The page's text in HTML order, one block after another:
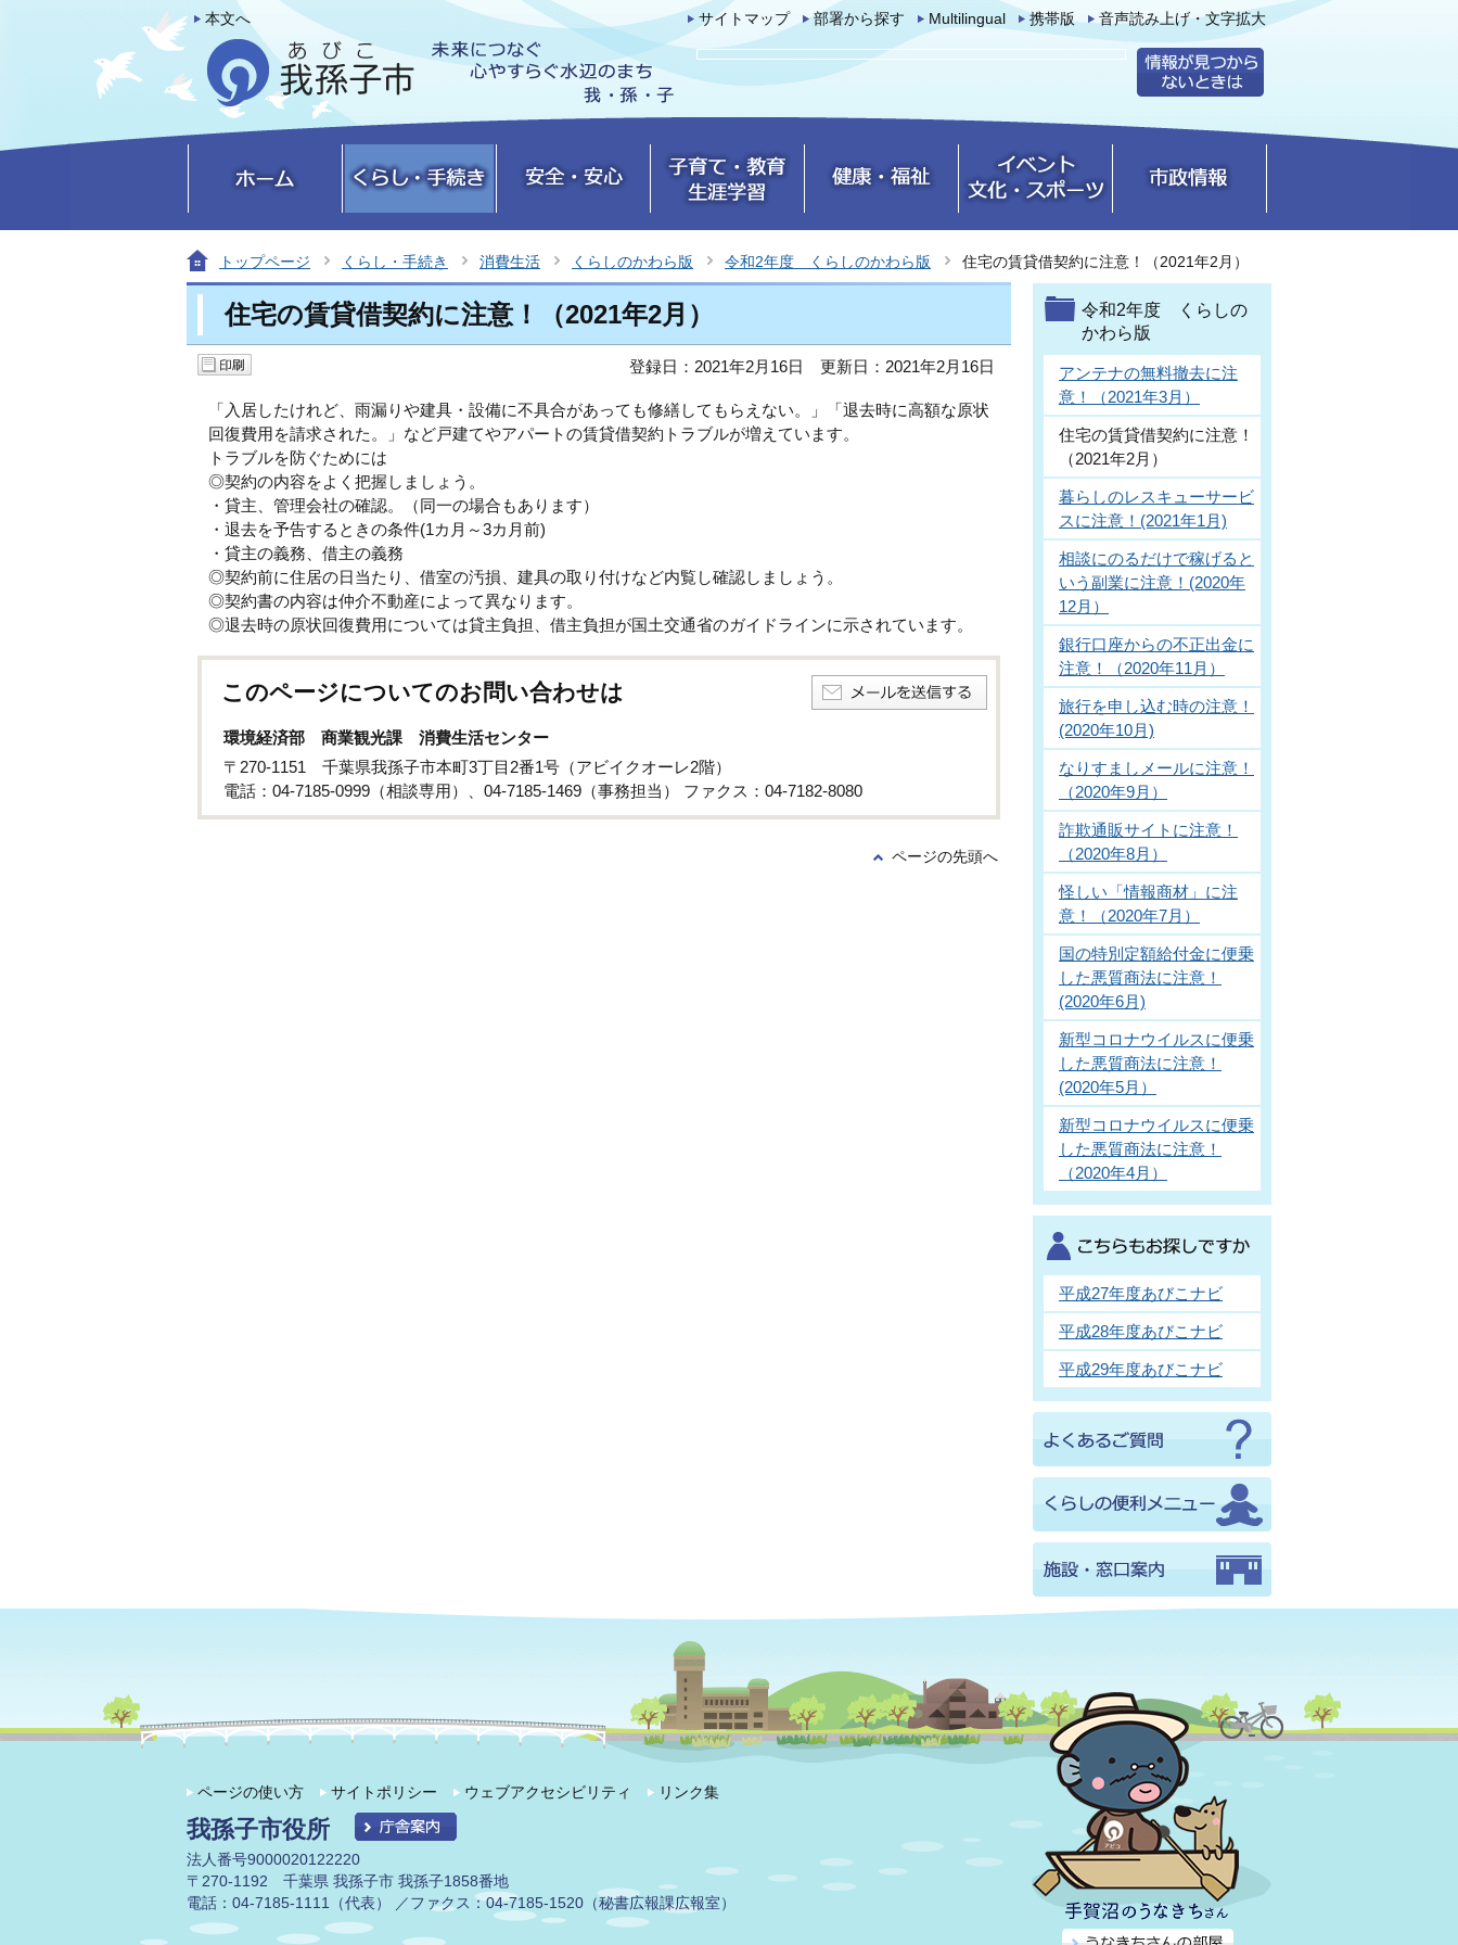
本文へ サイトマップ 部署から探す Multilingual 携帯版 音声読み上げ・文字拡大
トップページ くらし・手続き 消費生活 くらしのかわら版 令和2年度 くらしのかわら版 住宅の賃貸借契約に注意！（2021年2月）
住宅の賃貸借契約に注意！（2021年2月）
登録日：2021年2月16日 更新日：2021年2月16日
「入居したけれど、雨漏りや建具・設備に不具合があっても修繕してもらえない。」「退去時に高額な原状
回復費用を請求された。」など戸建てやアパートの賃貸借契約トラブルが増えています。
トラブルを防ぐためには
◎契約の内容をよく把握しましょう。
・貸主、管理会社の確認。（同一の場合もあります）
・退去を予告するときの条件(1カ月～3カ月前)
・貸主の義務、借主の義務
◎契約前に住居の日当たり、借室の汚損、建具の取り付けなど内覧し確認しましょう。
◎契約書の内容は仲介不動産によって異なります。
◎退去時の原状回復費用については貸主負担、借主負担が国土交通省のガイドラインに示されています。
このページについてのお問い合わせは
環境経済部 商業観光課 消費生活センター
〒270-1151 千葉県我孫子市本町3丁目2番1号（アビイクオーレ2階）
電話：04-7185-0999（相談専用）、04-7185-1469（事務担当） ファクス：04-7182-8080
ページの先頭へ
令和2年度 くらしの
かわら版
アンテナの無料撤去に注
意！（2021年3月）
住宅の賃貸借契約に注意！
（2021年2月）
暮らしのレスキューサービ
スに注意！(2021年1月)
相談にのるだけで稼げると
いう副業に注意！(2020年
12月）
銀行口座からの不正出金に
注意！（2020年11月）
旅行を申し込む時の注意！
(2020年10月)
なりすましメールに注意！
（2020年9月）
詐欺通販サイトに注意！
（2020年8月）
怪しい「情報商材」に注
意！（2020年7月）
国の特別定額給付金に便乗
した悪質商法に注意！
(2020年6月)
新型コロナウイルスに便乗
した悪質商法に注意！
(2020年5月）
新型コロナウイルスに便乗
した悪質商法に注意！
（2020年4月）
平成27年度あびこナビ
平成28年度あびこナビ
平成29年度あびこナビ
ページの使い方 サイトポリシー ウェブアクセシビリティ リンク集
我孫子市役所
法人番号9000020122220
〒270-1192 千葉県 我孫子市 我孫子1858番地
電話：04-7185-1111（代表） ／ファクス：04-7185-1520（秘書広報課広報室）